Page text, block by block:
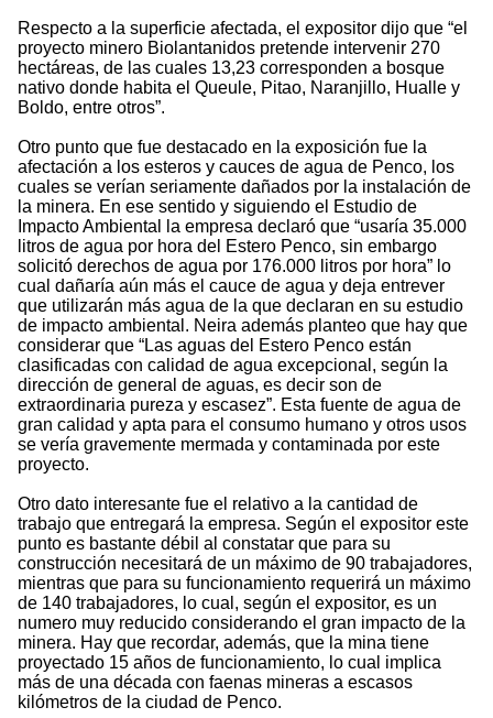
Respecto a la superficie afectada, el expositor dijo que “el
proyecto minero Biolantanidos pretende intervenir 270
hectáreas, de las cuales 13,23 corresponden a bosque
nativo donde habita el Queule, Pitao, Naranjillo, Hualle y
Boldo, entre otros”.
Otro punto que fue destacado en la exposición fue la
afectación a los esteros y cauces de agua de Penco, los
cuales se verían seriamente dañados por la instalación de
la minera. En ese sentido y siguiendo el Estudio de
Impacto Ambiental la empresa declaró que “usaría 35.000
litros de agua por hora del Estero Penco, sin embargo
solicitó derechos de agua por 176.000 litros por hora” lo
cual dañaría aún más el cauce de agua y deja entrever
que utilizarán más agua de la que declaran en su estudio
de impacto ambiental. Neira además planteo que hay que
considerar que “Las aguas del Estero Penco están
clasificadas con calidad de agua excepcional, según la
dirección de general de aguas, es decir son de
extraordinaria pureza y escasez”. Esta fuente de agua de
gran calidad y apta para el consumo humano y otros usos
se vería gravemente mermada y contaminada por este
proyecto.
Otro dato interesante fue el relativo a la cantidad de
trabajo que entregará la empresa. Según el expositor este
punto es bastante débil al constatar que para su
construcción necesitará de un máximo de 90 trabajadores,
mientras que para su funcionamiento requerirá un máximo
de 140 trabajadores, lo cual, según el expositor, es un
numero muy reducido considerando el gran impacto de la
minera. Hay que recordar, además, que la mina tiene
proyectado 15 años de funcionamiento, lo cual implica
más de una década con faenas mineras a escasos
kilómetros de la ciudad de Penco.